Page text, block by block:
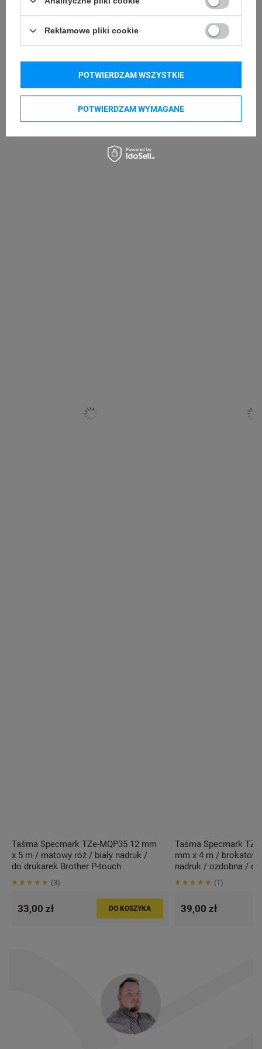
Taśma Specmark TZe-MQP35 12 mm
x 5 m / matowy róż / biały nadruk /
do drukarek Brother P-touch
3
33,00 zł DO KOSZYKA
Taśma Specmark
mm x 4 m /
nadruk / ozdobna /
Brother P-touch
1
39,00 zł
Reklamowe pliki cookie
POTWIERDZAM WYMAGANE
POTWIERDZAM WSZYSTKIE